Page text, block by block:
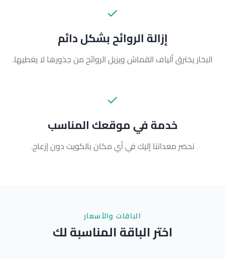
إزالة الروائح بشكل دائم
البخار يخترق ألياف القماش ويزيل الروائح من جذورها لا يغطيها.
خدمة في موقعك المناسب
نحضر معداتنا إليك في أي مكان بالكويت دون إزعاج.
الباقات والأسعار
اختر الباقة المناسبة لك